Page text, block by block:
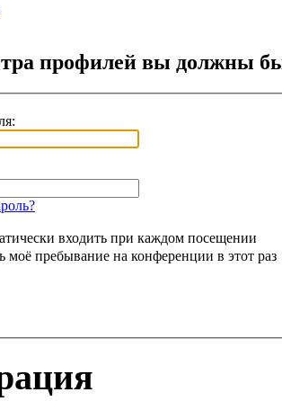
профилей вы должны
входить при каждом посещении
моё пребывание на конференции в этот раз